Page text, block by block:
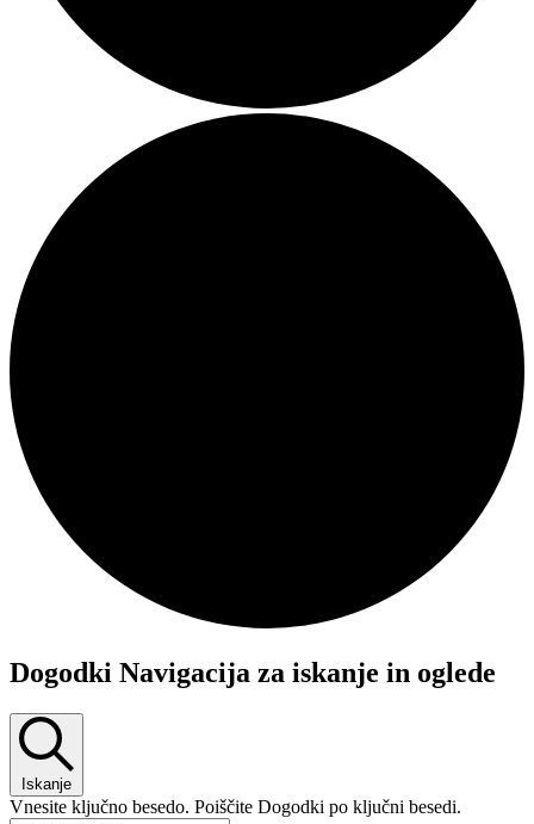
Dogodki
20
marca,
2026
Dogodki Navigacija za iskanje in oglede
Iskanje
Vnesite ključno besedo. Poiščite Dogodki po ključni besedi.